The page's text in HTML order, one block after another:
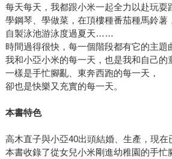
每天每天，我都跟小米一起全力以赴玩耍
學鋼琴、學做菜，在頂樓種番茄種馬鈴薯
自製泳池游泳度過夏天……
時間過得很快，每一個階段都有它的主題
我和小亞小米的每一天，也是我和自己的
一樣是手忙腳亂、東奔西跑的每一天，
卻也是快樂又充實的每一天。
本書特色
高木直子與小亞40出頭結婚、生產，現在
本書收錄了從女兒小米剛進幼稚園的手忙